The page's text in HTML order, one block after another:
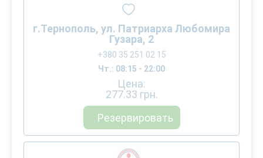
г.Тернополь, ул. Патриарха Любомира
Гузара, 2
+380 35 251 02 15
Чт.: 08:15 - 22:00
Цена:
277.33 грн.
Резервировать